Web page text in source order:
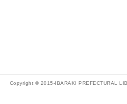
Copyright © 2015-IBARAKI PREFECTURAL